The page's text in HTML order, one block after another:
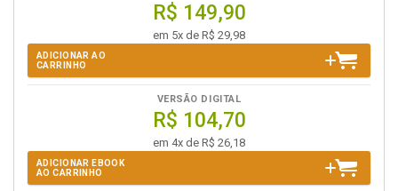
R$ 149,90
em 5x de R$ 29,98
ADICIONAR AO
CARRINHO
VERSÃO DIGITAL
R$ 104,70
em 4x de R$ 26,18
ADICIONAR EBOOK
AO CARRINHO